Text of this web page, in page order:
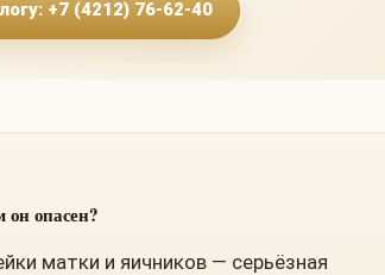
+7 (4212) 76-62-40
он опасен?
матки и яичников — серьёзная